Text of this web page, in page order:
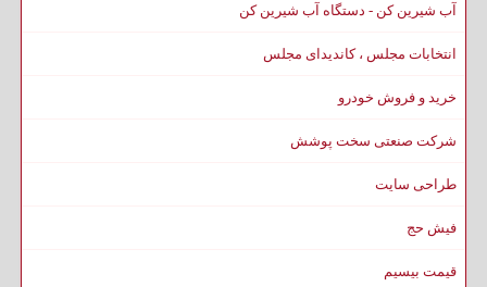
آب شیرین کن - دستگاه آب شیرین کن
انتخابات مجلس ، کاندیدای مجلس
خرید و فروش خودرو
شرکت صنعتی سخت پوشش
طراحی سایت
فیش حج
قیمت بیسیم